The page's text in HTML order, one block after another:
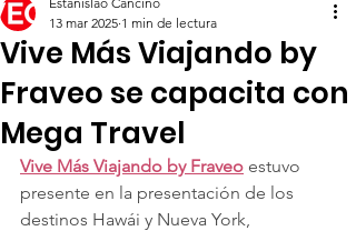
Vive Más Viajando by
Fraveo se capacita con
Mega Travel
13 mar 2025 1 min de lectura
Vive Más Viajando by Fraveo estuvo
presente en la presentación de los
destinos Hawái y Nueva York,